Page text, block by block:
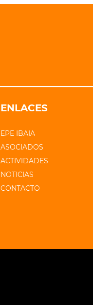
ENLACES
EPE IBAIA
ASOCIADOS
ACTIVIDADES
NOTICIAS
CONTACTO